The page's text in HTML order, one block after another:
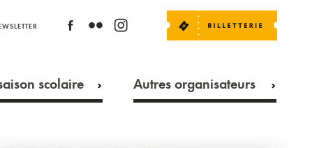
scolaire Autres organisateurs